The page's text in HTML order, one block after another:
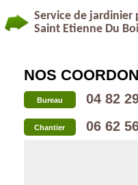
Service de jardinier
Saint Etienne Du
NOS
Bureau 04 82
Chantier 06 62